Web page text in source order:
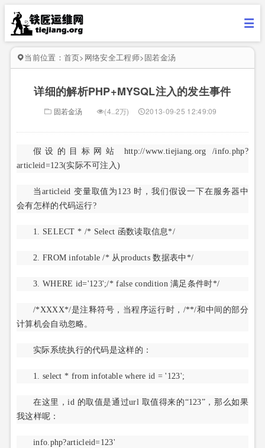
当前位置： 首页> 网络安全工程师>固若金汤
详细的解析PHP+MYSQL注入的发生事件
固若金汤 (4..2万) 2013-09-25 12:49:09
假设的目标网站 http://www.tiejiang.org /info.php?
articleid=123(实际不可注入)
当articleid 变量取值为123 时，我们假设一下在服务器中
会有怎样的代码运行?
1. SELECT * /* Select 函数读取信息*/
2. FROM infotable /* 从products 数据表中*/
3. WHERE id='123';/* false condition 满足条件时*/
/*XXXX*/是注释符号，当程序运行时，/**/和中间的部分
计算机会自动忽略。
实际系统执行的代码是这样的：
1. select * from infotable where id = '123';
在这里，id 的取值是通过url 取值得来的“123”，那么如果
我这样呢：
info.php?articleid=123'